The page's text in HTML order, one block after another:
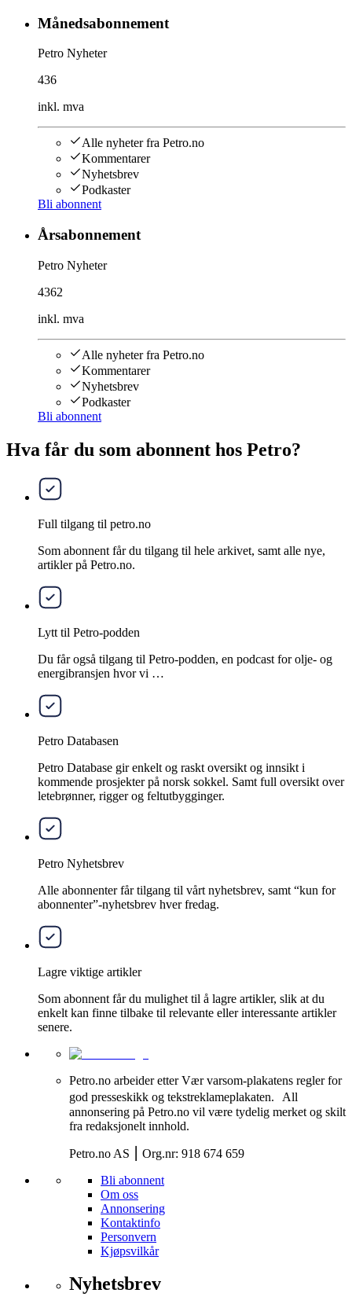
Månedsabonnement
Petro Nyheter
436
inkl. mva
Alle nyheter fra Petro.no
Kommentarer
Nyhetsbrev
Podkaster
Bli abonnent
Årsabonnement
Petro Nyheter
4362
inkl. mva
Alle nyheter fra Petro.no
Kommentarer
Nyhetsbrev
Podkaster
Bli abonnent
Hva får du som abonnent hos Petro?
Full tilgang til petro.no
Som abonnent får du tilgang til hele arkivet, samt alle nye,
artikler på Petro.no.
Lytt til Petro-podden
Du får også tilgang til Petro-podden, en podcast for olje- og
energibransjen hvor vi …
Petro Databasen
Petro Database gir enkelt og raskt oversikt og innsikt i
kommende prosjekter på norsk sokkel. Samt full oversikt over
letebrønner, rigger og feltutbygginger.
Petro Nyhetsbrev
Alle abonnenter får tilgang til vårt nyhetsbrev, samt “kun for
abonnenter”-nyhetsbrev hver fredag.
Lagre viktige artikler
Som abonnent får du mulighet til å lagre artikler, slik at du
enkelt kan finne tilbake til relevante eller interessante artikler
senere.
Petro.no arbeider etter Vær varsom-plakatens regler for
god presseskikk og tekstreklameplakaten. All
annonsering på Petro.no vil være tydelig merket og skilt
fra redaksjonelt innhold.
Petro.no AS ⎮ Org.nr: 918 674 659
Bli abonnent
Om oss
Annonsering
Kontaktinfo
Personvern
Kjøpsvilkår
Nyhetsbrev